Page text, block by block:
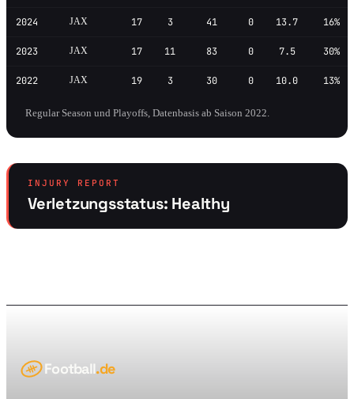
2024 JAX 17 3 41 0 13.7 16%
2023 JAX 17 11 83 0 7.5 30%
2022 JAX 19 3 30 0 10.0 13%
Regular Season und Playoffs, Datenbasis ab Saison 2022.
INJURY REPORT
Verletzungsstatus: Healthy
Football.de